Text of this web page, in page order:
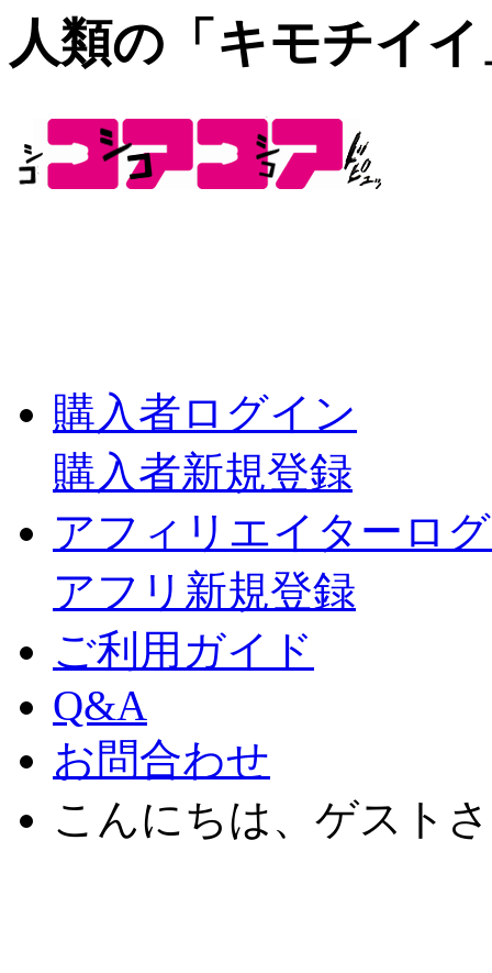
人類の「キモチイ
購入者ログイン
購入者新規登録
アフィリエイターロ
アフリ新規登録
ご利用ガイド
Q&A
お問合わせ
こんにちは、ゲスト